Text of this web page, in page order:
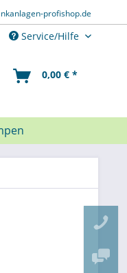
profishop.de
Service/Hilfe
0,00 € *